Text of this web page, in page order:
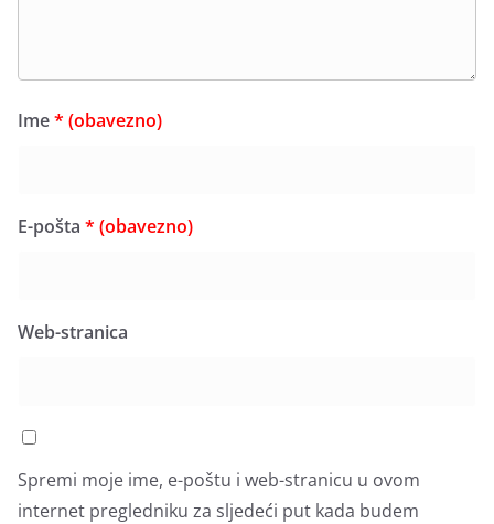
Ime* (obavezno)
E-pošta * (obavezno)
Web-stranica
Spremi moje ime, e-poštu i web-stranicu u ovom
internet pregledniku za sljedeći put kada budem